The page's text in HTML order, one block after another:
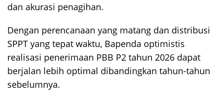
dan akurasi penagihan.
Dengan perencanaan yang matang dan distribusi
SPPT yang tepat waktu, Bapenda optimistis
realisasi penerimaan PBB P2 tahun 2026 dapat
berjalan lebih optimal dibandingkan tahun-tahun
sebelumnya.